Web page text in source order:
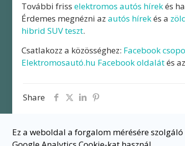
További friss elektromos autós hírekés
Érdemes megnézni az autós hírekés a
hibrid SUV teszt.
Csatlakozz a közösséghez: Facebook
Elektromosautó.hu Facebook oldalátés az
Share
Ez a weboldal a forgalom mérésére szolgáló